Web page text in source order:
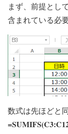
まず、前提とし
含まれている必
数式は先ほどと
=SUMIFS(